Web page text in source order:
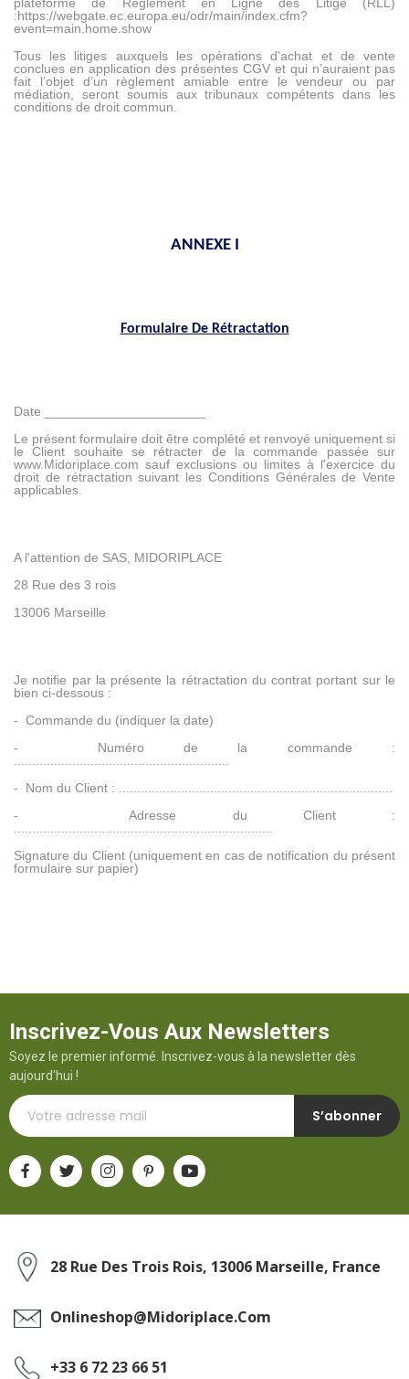
plateforme de Règlement en Ligne des Litige (RLL)
:https://webgate.ec.europa.eu/odr/main/index.cfm?
event=main.home.show
Tous les litiges auxquels les opérations d'achat et de vente
conclues en application des présentes CGV et qui n’auraient pas
fait l’objet d’un règlement amiable entre le vendeur ou par
médiation, seront soumis aux tribunaux compétents dans les
conditions de droit commun.
ANNEXE I
Formulaire De Rétractation
Date
Le présent formulaire doit être complété et renvoyé uniquement si
le Client souhaite se rétracter de la commande passée sur
www.Midoriplace.com sauf exclusions ou limites à l'exercice du
droit de rétractation suivant les Conditions Générales de Vente
applicables.
A l'attention de SAS, MIDORIPLACE
28 Rue des 3 rois
13006 Marseille
Je notifie par la présente la rétractation du contrat portant sur le
bien ci-dessous :
- Commande du (indiquer la date)
- Numéro de la commande :
...........................................................
- Nom du Client : ...........................................................................
- Adresse du Client :
.......................................................................
Signature du Client (uniquement en cas de notification du présent
formulaire sur papier)
Inscrivez-Vous Aux Newsletters
Soyez le premier informé. Inscrivez-vous à la newsletter dès
aujourd'hui !
S’abonner
28 Rue Des Trois Rois, 13006 Marseille, France
Onlineshop@midoriplace.com
+33 6 72 23 66 51